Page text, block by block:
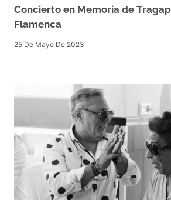
Concierto en Memoria de
Flamenca
25 De Mayo De 2023